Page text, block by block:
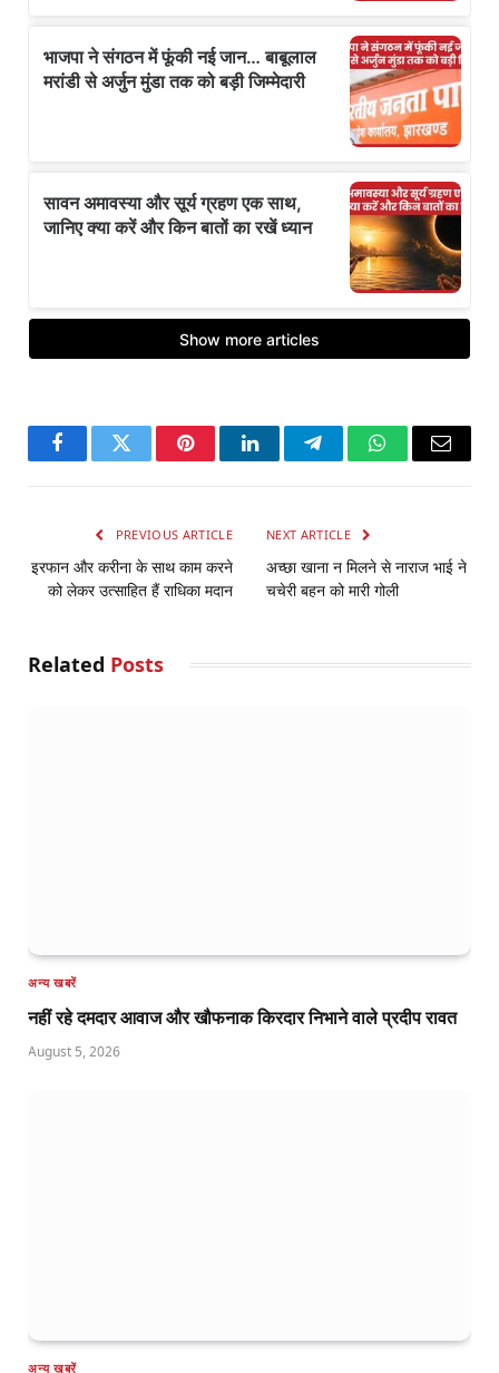
FacebookTwitter PinterestLinkedInTelegramWhatsApp
Email
PREVIOUS ARTICLE
इरफान और करीना के साथ काम करने
को लेकर उत्साहित हैं राधिका मदान
NEXT ARTICLE
अच्छा खाना न मिलने से नाराज भाई ने
चचेरी बहन को मारी गोली
Related Posts
अन्य खबरें
नहीं रहे दमदार आवाज और खौफनाक किरदार निभाने वाले प्रदीप रावत
August 5, 2026
अन्य खबरें